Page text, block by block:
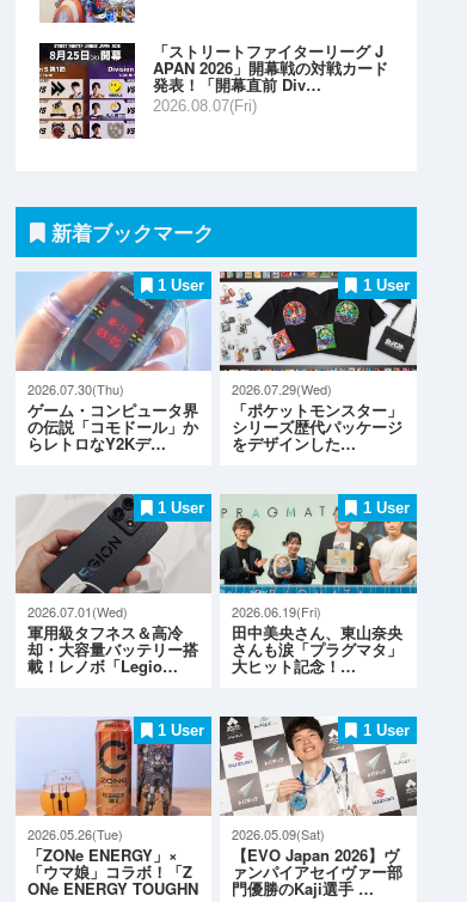
「ストリートファイターリーグ J
APAN 2026」開幕戦の対戦カード
発表！「開幕直前 Div…
2026.08.07(Fri)
新着ブックマーク
1 User
2026.07.30(Thu)
ゲーム・コンピュータ界
の伝説「コモドール」か
らレトロなY2Kデ…
1 User
2026.07.29(Wed)
「ポケットモンスター」
シリーズ歴代パッケージ
をデザインした…
1 User
2026.07.01(Wed)
軍用級タフネス＆高冷
却・大容量バッテリー搭
載！レノボ「Legio…
1 User
2026.06.19(Fri)
田中美央さん、東山奈央
さんも涙「プラグマタ」
大ヒット記念！…
1 User
2026.05.26(Tue)
「ZONe ENERGY」×
「ウマ娘」コラボ！「Z
ONe ENERGY TOUGHN
1 User
2026.05.09(Sat)
【EVO Japan 2026】ヴ
ァンパイアセイヴァー部
門優勝のKaji選手 …